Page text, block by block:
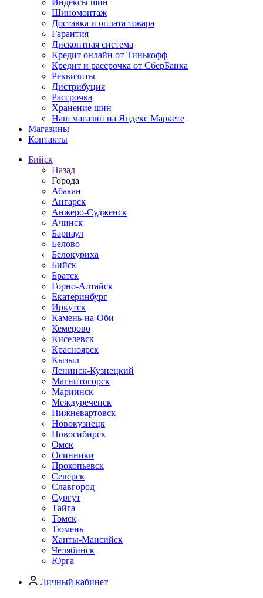
Индексы шин
Шиномонтаж
Доставка и оплата товара
Гарантия
Дисконтная система
Кредит онлайн от Тинькофф
Кредит и рассрочка от СберБанка
Реквизиты
Дистрибуция
Рассрочка
Хранение шин
Наш магазин на Яндекс Маркете
Магазины
Контакты
Бийск
Назад
Города
Абакан
Ангарск
Анжеро-Судженск
Ачинск
Барнаул
Белово
Белокуриха
Бийск
Братск
Горно-Алтайск
Екатеринбург
Иркутск
Камень-на-Оби
Кемерово
Киселевск
Красноярск
Кызыл
Ленинск-Кузнецкий
Магнитогорск
Мариинск
Междуреченск
Нижневартовск
Новокузнецк
Новосибирск
Омск
Осинники
Прокопьевск
Северск
Славгород
Сургут
Тайга
Томск
Тюмень
Ханты-Мансийск
Челябинск
Юрга
Личный кабинет